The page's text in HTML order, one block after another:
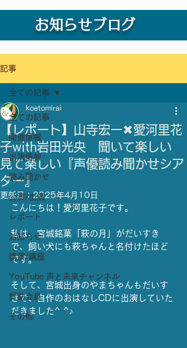
お知らせブログ
記事
全ての記事
開催情報
出演情報
読み聞かせ
公演/出演
レポート
お知らせ
講演/講座
YouTube 声と未来チャンネル
賛助会員
その他
全ての記事
【レポート】山寺宏一✖愛河里花
子with岩田光央 聞いて楽しい
見て楽しい『声優読み聞かせシア
ター』
koetomirai
更新日：2025年4月10日
こんにちは！愛河里花子です。
私は、宮城銘菓「萩の月」がだいすき
で、飼い犬にも萩ちゃんと名付けたほど
です。
そして、宮城出身のやまちゃんもだいす
きで、自作のおはなしCDに出演していた
だきました^ ^♪